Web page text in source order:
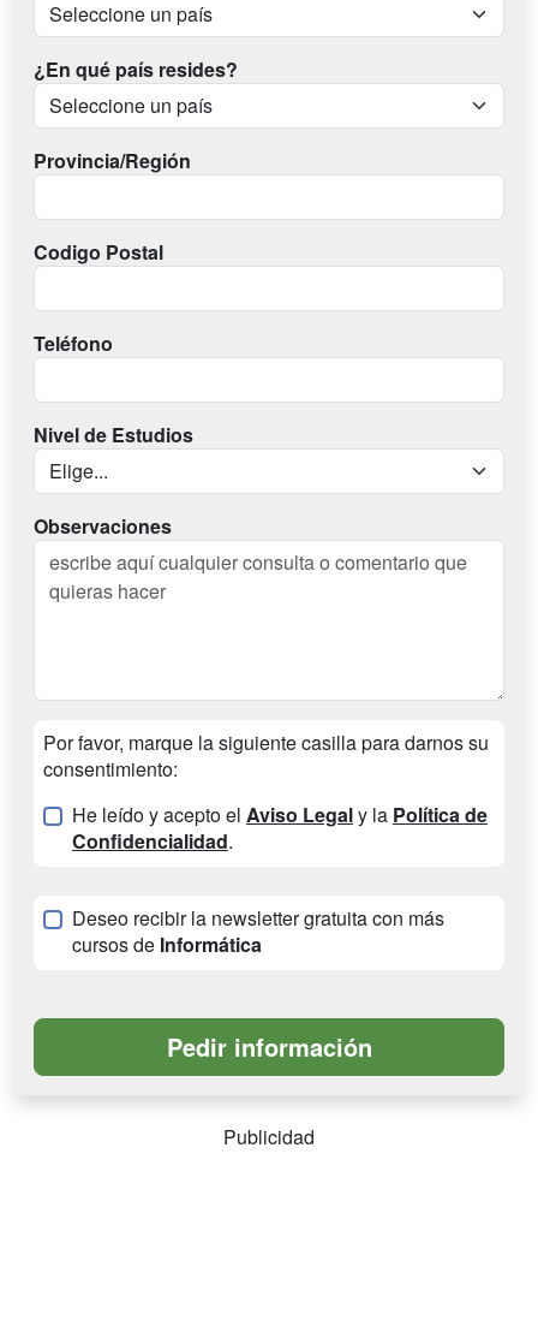
¿En qué país resides?
Provincia/Región
Codigo Postal
Teléfono
Nivel de Estudios
Observaciones
Por favor, marque la siguiente casilla para darnos su
consentimiento:
He leído y acepto el Aviso Legaly la Política de
Confidencialidad.
Deseo recibir la newsletter gratuita con más
cursos de Informática
Publicidad